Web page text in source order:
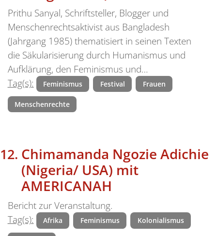
Prithu Sanyal, Schriftsteller, Blogger und
Menschenrechtsaktivist aus Bangladesh
(Jahrgang 1985) thematisiert in seinen Texten
die Säkularisierung durch Humanismus und
Aufklärung, den Feminismus und…
Tag(s):
Feminismus Festival Frauen
Menschenrechte
Chimamanda Ngozie Adichie
(Nigeria/ USA) mit
AMERICANAH
Bericht zur Veranstaltung.
Tag(s):
Afrika Feminismus Kolonialismus